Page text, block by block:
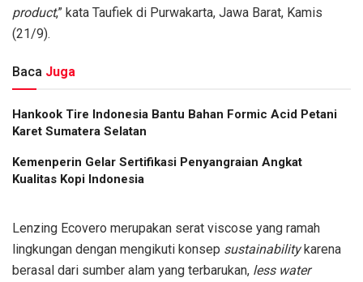
product,” kata Taufiek di Purwakarta, Jawa Barat, Kamis
(21/9).
Baca Juga
Hankook Tire Indonesia Bantu Bahan Formic Acid Petani
Karet Sumatera Selatan
Kemenperin Gelar Sertifikasi Penyangraian Angkat
Kualitas Kopi Indonesia
Lenzing Ecovero merupakan serat viscose yang ramah
lingkungan dengan mengikuti konsep sustainabilitykarena
berasal dari sumber alam yang terbarukan, less water